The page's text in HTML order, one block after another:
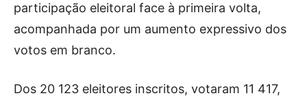
participação eleitoral face à primeira volta,
acompanhada por um aumento expressivo dos
votos em branco.
Dos 20 123 eleitores inscritos, votaram 11 417,